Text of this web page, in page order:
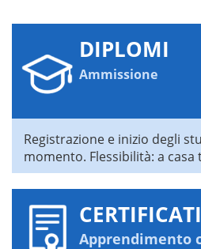
DIPLOMI
Ammissione
Registrazione e inizio degli
momento. Flessibilità: a
CERTIFICATI
Apprendimento